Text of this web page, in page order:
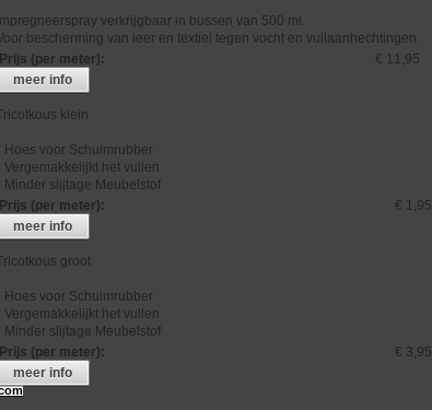
verkrijgbaar in bussen van 500 ml.
bescherming van leer en textiel tegen vocht en vuilaanhechtingen.
Prijs (per meter):
€ 11,95
meer info
klein
Hoes voor Schuimrubber
Vergemakkelijkt het vullen
Minder slijtage Meubelstof
Prijs (per meter):
€ 1,95
meer info
groot
Hoes voor Schuimrubber
Vergemakkelijkt het vullen
Minder slijtage Meubelstof
Prijs (per meter):
€ 3,95
meer info